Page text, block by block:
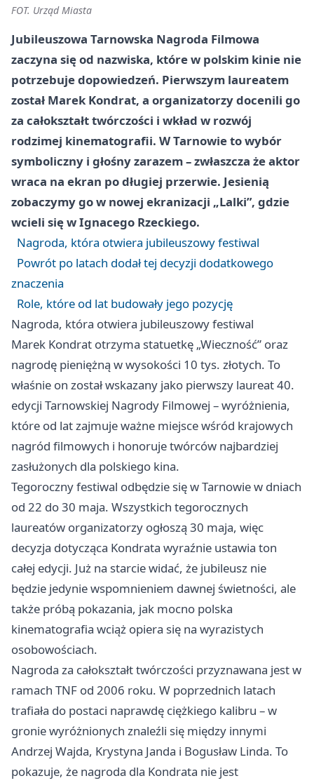
FOT. Urząd Miasta
Jubileuszowa Tarnowska Nagroda Filmowa
zaczyna się od nazwiska, które w polskim kinie nie
potrzebuje dopowiedzeń. Pierwszym laureatem
został Marek Kondrat, a organizatorzy docenili go
za całokształt twórczości i wkład w rozwój
rodzimej kinematografii. W Tarnowie to wybór
symboliczny i głośny zarazem – zwłaszcza że aktor
wraca na ekran po długiej przerwie. Jesienią
zobaczymy go w nowej ekranizacji „Lalki”, gdzie
wcieli się w Ignacego Rzeckiego.
Nagroda, która otwiera jubileuszowy festiwal
Powrót po latach dodał tej decyzji dodatkowego
znaczenia
Role, które od lat budowały jego pozycję
Nagroda, która otwiera jubileuszowy festiwal
Marek Kondrat otrzyma statuetkę „Wieczność” oraz
nagrodę pieniężną w wysokości 10 tys. złotych. To
właśnie on został wskazany jako pierwszy laureat 40.
edycji Tarnowskiej Nagrody Filmowej – wyróżnienia,
które od lat zajmuje ważne miejsce wśród krajowych
nagród filmowych i honoruje twórców najbardziej
zasłużonych dla polskiego kina.
Tegoroczny festiwal odbędzie się w Tarnowie w dniach
od 22 do 30 maja. Wszystkich tegorocznych
laureatów organizatorzy ogłoszą 30 maja, więc
decyzja dotycząca Kondrata wyraźnie ustawia ton
całej edycji. Już na starcie widać, że jubileusz nie
będzie jedynie wspomnieniem dawnej świetności, ale
także próbą pokazania, jak mocno polska
kinematografia wciąż opiera się na wyrazistych
osobowościach.
Nagroda za całokształt twórczości przyznawana jest w
ramach TNF od 2006 roku. W poprzednich latach
trafiała do postaci naprawdę ciężkiego kalibru – w
gronie wyróżnionych znaleźli się między innymi
Andrzej Wajda, Krystyna Janda i Bogusław Linda. To
pokazuje, że nagroda dla Kondrata nie jest